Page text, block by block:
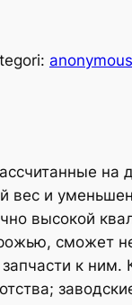
anonymous
вес и
высокой
сможет
к ним.